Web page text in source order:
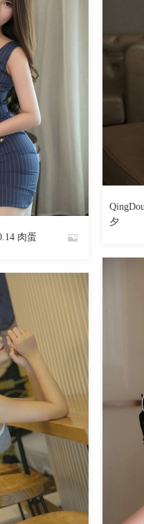
2586 阅读
肉蛋
By
夕